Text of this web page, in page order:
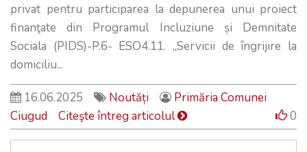
privat pentru participarea la depunerea unui proiect
finanţate din Programul Incluziune și Demnitate
Sociala (PIDS)-P.6- ESO4.11. „Servicii de îngrijire la
domiciliu...
16.06.2025 Noutăți
Primăria Comunei
Ciugud
Citeşte întreg articolul 0